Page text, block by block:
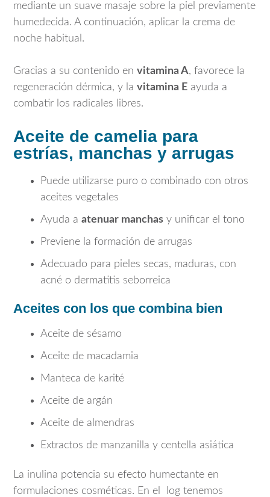
mediante un suave masaje sobre la piel previamente
humedecida. A continuación, aplicar la crema de
noche habitual.
Gracias a su contenido en vitamina A, favorece la
regeneración dérmica, y la vitamina E ayuda a
combatir los radicales libres.
Aceite de camelia para
estrías, manchas y arrugas
Puede utilizarse puro o combinado con otros
aceites vegetales
Ayuda a atenuar manchas y unificar el tono
Previene la formación de arrugas
Adecuado para pieles secas, maduras, con
acné o dermatitis seborreica
Aceites con los que combina bien
Aceite de sésamo
Aceite de macadamia
Manteca de karité
Aceite de argán
Aceite de almendras
Extractos de manzanilla y centella asiática
La inulina potencia su efecto humectante en
formulaciones cosméticas. En el log tenemos